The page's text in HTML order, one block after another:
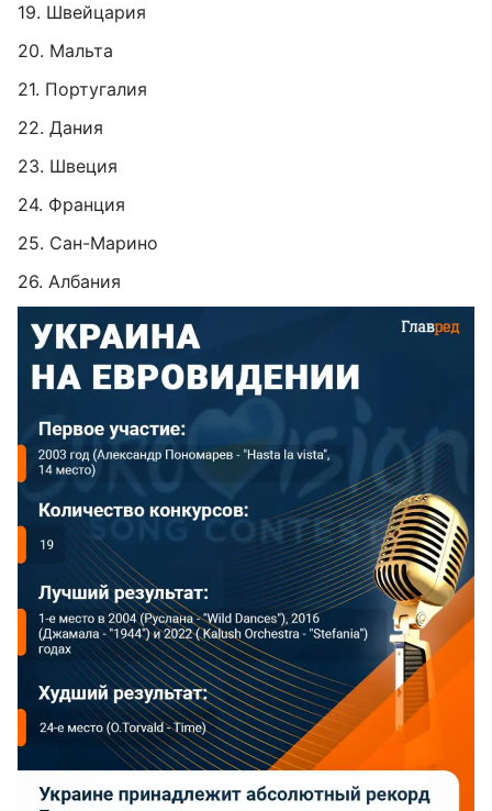
19. Швейцария
20. Мальта
21. Португалия
22. Дания
23. Швеция
24. Франция
25. Сан-Марино
26. Албания